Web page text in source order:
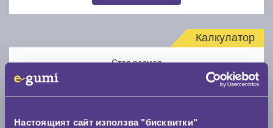
Настоящият сайт използва "бисквитки"
Калкулатор
Стар размер